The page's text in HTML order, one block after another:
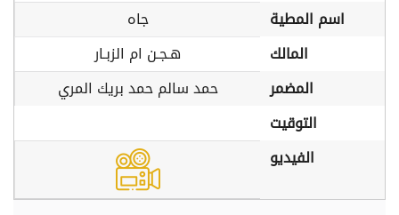
اسم المطية
جاه
المالك
هـجـن ام الزبـار
المضمر
حمد سالم حمد بريك المري
التوقيت
الفيديو